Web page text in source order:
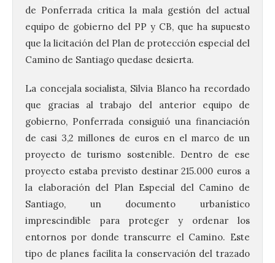
de Ponferrada critica la mala gestión del actual
equipo de gobierno del PP y CB, que ha supuesto
que la licitación del Plan de protección especial del
Camino de Santiago quedase desierta.
La concejala socialista, Silvia Blanco ha recordado
que gracias al trabajo del anterior equipo de
gobierno, Ponferrada consiguió una financiación
de casi 3,2 millones de euros en el marco de un
proyecto de turismo sostenible. Dentro de ese
proyecto estaba previsto destinar 215.000 euros a
la elaboración del Plan Especial del Camino de
Santiago, un documento urbanístico
imprescindible para proteger y ordenar los
entornos por donde transcurre el Camino. Este
tipo de planes facilita la conservación del trazado